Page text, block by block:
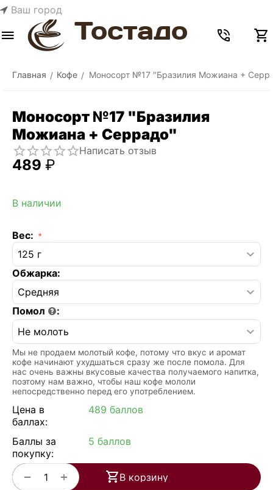
Ваш город
Главная / Кофе / Моносорт №17 "Бразилия Можиана +
Моносорт №17 "Бразилия
Можиана + Серрадо"
Написать отзыв
‍489‍ ₽
В наличии
Вес:
Обжарка:
Помол :
Мы не продаем молотый кофе, потому что вкус и аромат
кофе начинают ухудшаться сразу же после помола. Для
нас очень важны вкусовые качества получаемого напитка,
поэтому нам важно, чтобы наш кофе мололи
непосредственно перед его употреблением.
Цена в
баллах:
489 баллов
Баллы за
покупку:
5 баллов
+
−
В корзину
Меню Найти Корзина Отложенные
товары